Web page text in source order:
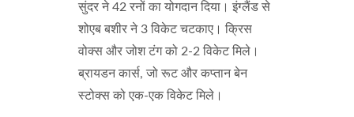
सुंदर ने 42 रनों का योगदान दिया। इंग्लैंड से
शोएब बशीर ने 3 विकेट चटकाए। क्रिस
वोक्स और जोश टंग को 2-2 विकेट मिले।
ब्रायडन कार्स, जो रूट और कप्तान बेन
स्टोक्स को एक-एक विकेट मिले।